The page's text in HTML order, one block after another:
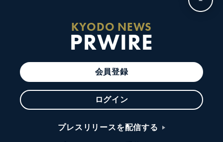
KYODO NEWS
PRWIRE
会員登録
ログイン
プレスリリースを配信する